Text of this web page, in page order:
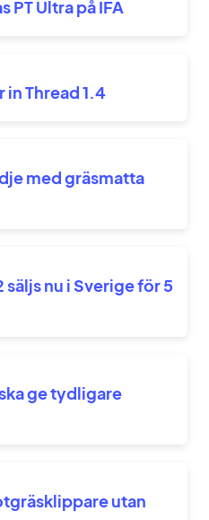
PT Ultra på IFA
Thread 1.4
med gräsmatta
nu i Sverige för 5
ge tydligare
utan